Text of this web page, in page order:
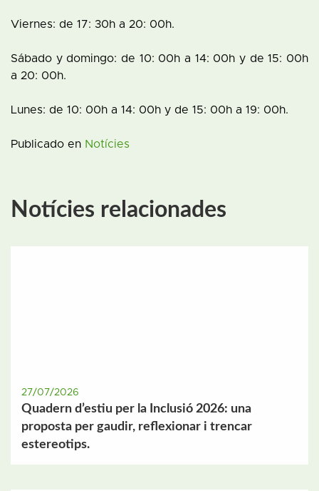
Viernes: de 17: 30h a 20: 00h.
Sábado y domingo: de 10: 00h a 14: 00h y de 15: 00h
a 20: 00h.
Lunes: de 10: 00h a 14: 00h y de 15: 00h a 19: 00h.
Publicado en Notícies
Notícies relacionades
27/07/2026
Quadern d’estiu per la Inclusió 2026: una
proposta per gaudir, reflexionar i trencar
estereotips.